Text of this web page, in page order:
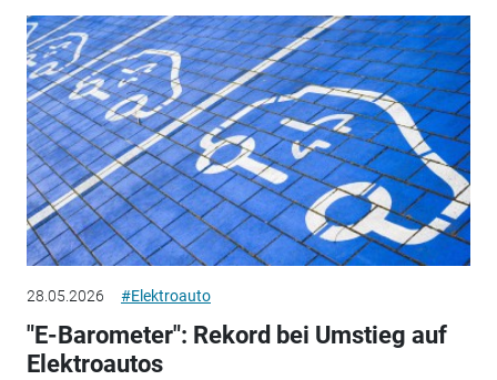
28.05.2026 #Elektroauto
"E-Barometer": Rekord bei Umstieg auf
Elektroautos